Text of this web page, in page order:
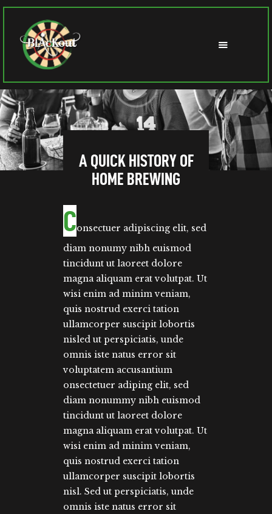
A QUICK HISTORY OF
HOME BREWING
Consectuer adipiscing elit, sed
diam nonumy nibh euismod
tincidunt ut laoreet dolore
magna aliquam erat volutpat. Ut
wisi enim ad minim veniam,
quis nostrud exerci tation
ullamcorper suscipit lobortis
nisled ut perspiciatis, unde
omnis iste natus error sit
voluptatem accusantium
onsectetuer adiping elit, sed
diam nonummy nibh euismod
tincidunt ut laoreet dolore
magna aliquam erat volutpat. Ut
wisi enim ad minim veniam,
quis nostrud exerci tation
ullamcorper suscipit lobortis
nisl. Sed ut perspiciatis, unde
omnis iste natus error sit